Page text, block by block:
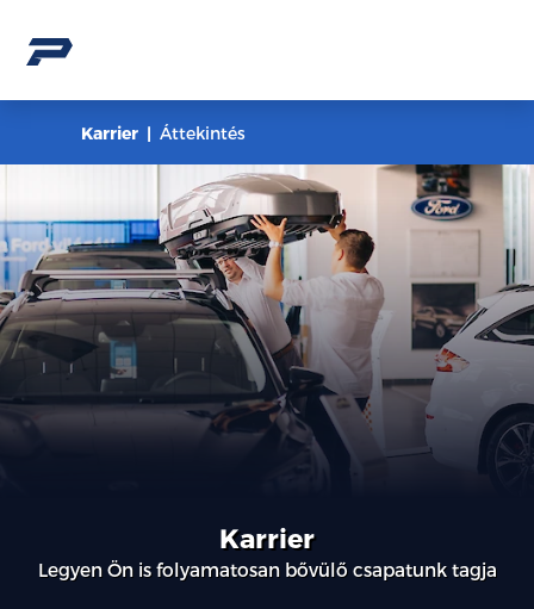
Karrier
Legyen Ön is folyamatosan bővülő csapatunk tagja
Karrier Áttekintés